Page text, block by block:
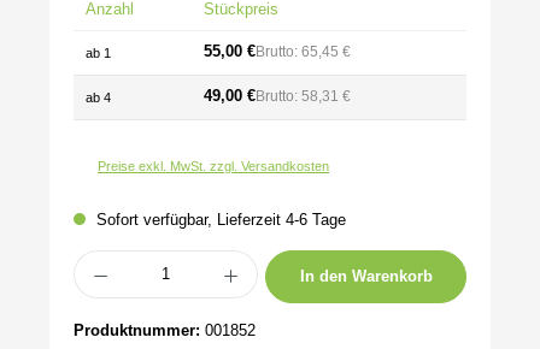
Anzahl Stückpreis
ab 1 55,00 €Brutto: 65,45 €
ab 4 49,00 €Brutto: 58,31 €
Preise exkl. MwSt. zzgl. Versandkosten
Sofort verfügbar, Lieferzeit 4-6 Tage
Produkt Anzahl: Gib den gewünschten Wert ein oder benutze die Schaltflächen
In den Warenkorb
Produktnummer: 001852